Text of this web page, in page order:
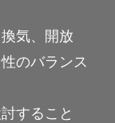
気、開放
のバランス
すること